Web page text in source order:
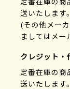
送いたします。
(その他メー
ましてはメー
クレジット・
定番在庫の商
送いたします。